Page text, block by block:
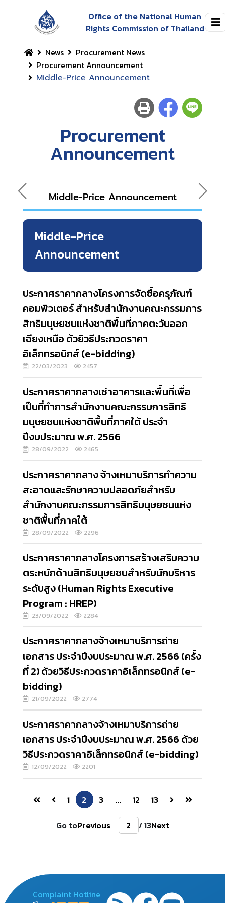
Office of the National Human
Rights Commission of Thailand
News
Procurement News
Procurement Announcement
Middle-Price Announcement
Procurement
Announcement
Middle-Price Announcement
Middle-Price
Announcement
ประกาศราคากลางโครงการจัดซื้อครุภัณฑ์
คอมพิวเตอร์ สำหรับสำนักงานคณะกรรมการ
สิทธิมนุษยชนแห่งชาติพื้นที่ภาคตะวันออก
เฉียงเหนือ ด้วยิวธีประกวดราคา
อิเล็กทรอนิกส์ (e-bidding)
22/03/2023 2457
ประกาศราคากลางเช่าอาคารและพื้นที่เพื่อ
เป็นที่ทำการสำนักงานคณะกรรมการสิทธิ
มนุษยชนแห่งชาติพื้นที่ภาคใต้ ประจำ
ปีงบประมาณ พ.ศ. 2566
28/09/2022 2465
ประกาศราคากลาง จ้างเหมาบริการทำความ
สะอาดและรักษาความปลอดภัยสำหรับ
สำนักงานคณะกรรมการสิทธิมนุษยชนแห่ง
ชาติพื้นที่ภาคใต้
28/09/2022 2296
ประกาศราคากลางโครงการสร้างเสริมความ
ตระหนักด้านสิทธิมนุษยชนสำหรับนักบริหาร
ระดับสูง (Human Rights Executive
Program : HREP)
23/09/2022 2284
ประกาศราคากลางจ้างเหมาบริการถ่าย
เอกสาร ประจำปีงบประมาณ พ.ศ. 2566 (ครั้ง
ที่ 2) ด้วยวิธีประกวดราคาอิเล็กทรอนิกส์ (e-
bidding)
21/09/2022 2774
ประกาศราคากลางจ้างเหมาบริการถ่าย
เอกสาร ประจำปีงบประมาณ พ.ศ. 2566 ด้วย
วิธีประกวดราคาอิเล็กทรอนิกส์ (e-bidding)
12/09/2022 2201
1 2 3 ... 12 13
Go toPrevious / 13Next
Complaint Hotline